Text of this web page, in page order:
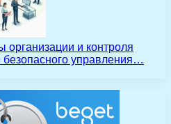
организации и контроля
безопасного управления…